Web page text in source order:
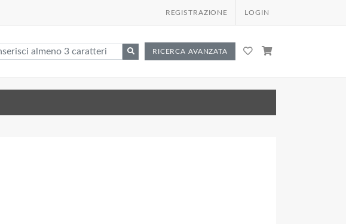
REGISTRAZIONE LOGIN
RICERCA AVANZATA